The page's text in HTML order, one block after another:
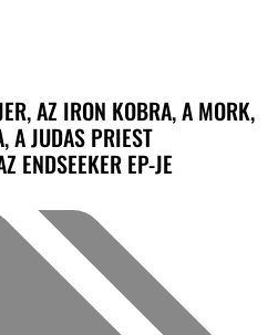
AZ IRON KOBRA, A MORK,
A JUDAS PRIEST
ENDSEEKER EP-JE